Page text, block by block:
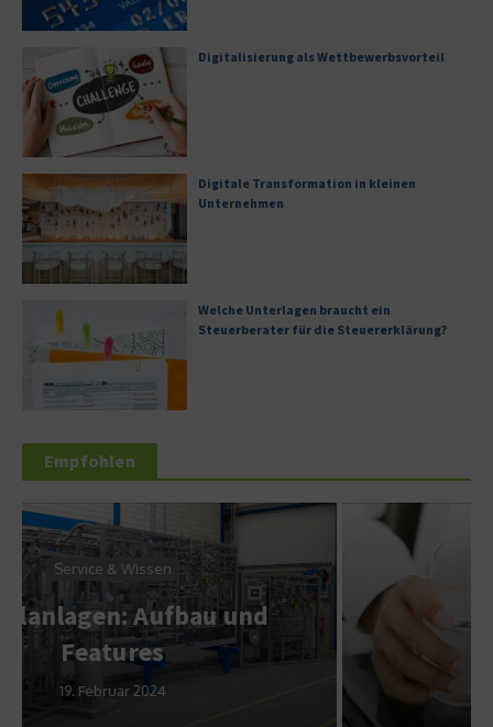
Digitalisierung als Wettbewerbsvorteil
Digitale Transformation in kleinen
Unternehmen
Welche Unterlagen braucht ein
Steuerberater für die Steuererklärung?
Empfohlen
Wirtschaft & Finanzen
Das Doping der
Führungskräfte